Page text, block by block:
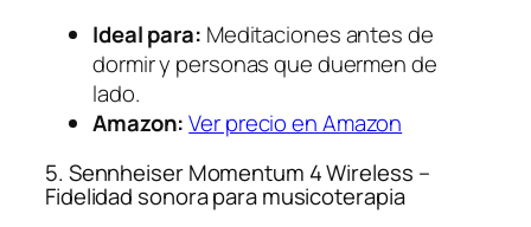
Ideal para: Meditaciones antes de
dormir y personas que duermen de
lado.
Amazon: Ver precio en Amazon
5. Sennheiser Momentum 4 Wireless –
Fidelidad sonora para musicoterapia